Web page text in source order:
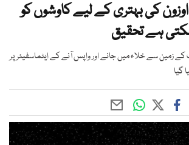
کی بہتری کے لیے کاوشوں کو
ہے تحقیق
زمین سے خلاء میں جانے اور واپس آنے کے ایٹماسفیئر پر
گیا